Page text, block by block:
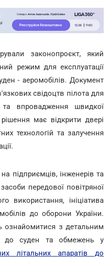
законопроєкт, який
режим для експлуатації
- аеромобілів. Документ
свідоцтв пілота для
та впровадження швидкої
має відкрити двері
технологій та залучення
підприємців, інженерів та
передової повітряної
використання, ініціатива
до оборони України.
ознайомитися з детальним
до суден та обмежень у
літальних апаратів до